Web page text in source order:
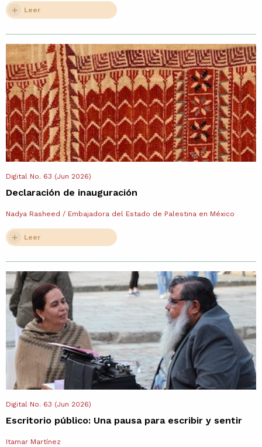
Leer
Digital No. 63 (Jun 2026)
Declaración de inauguración
Nadya Rasheed / Embajadora del Estado de Palestina en México
Leer
Digital No. 63 (Jun 2026)
Escritorio público: Una pausa para escribir y sentir
Itamar Martínez